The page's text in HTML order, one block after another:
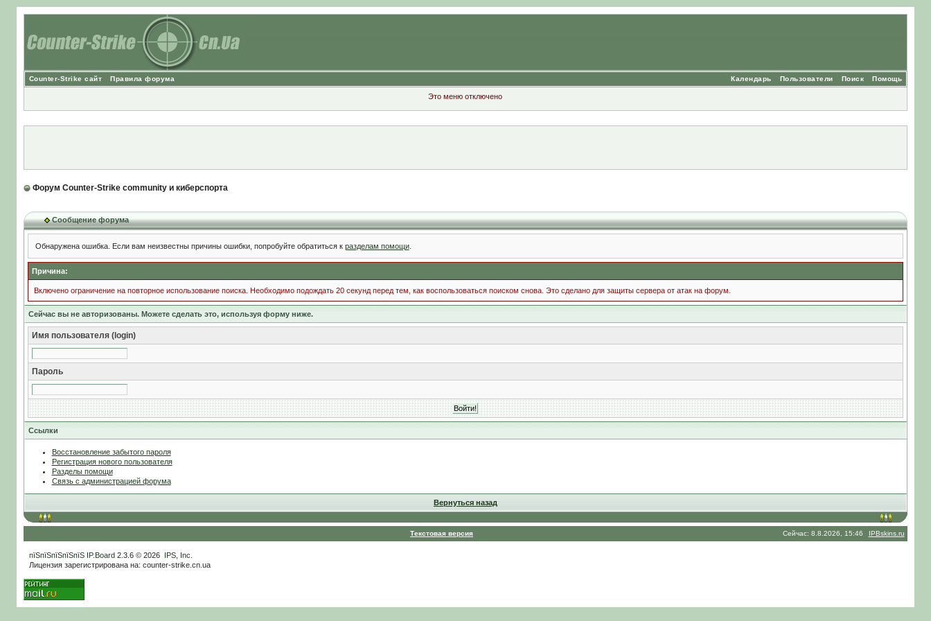
Counter-Strike сайт Правила форума Помощь
Поиск
Пользователи
Календарь
Это меню отключено
Форум Counter-Strike community и киберспорта
Сообщение форума
Обнаружена ошибка. Если вам неизвестны причины ошибки, попробуйте обратиться к разделам помощи.
Причина:
Включено ограничение на повторное использование поиска. Необходимо подождать 20 секунд перед тем, как воспользоваться поиском снова. Это сделано для защиты сервера от атак на форум.
Сейчас вы не авторизованы. Можете сделать это, используя форму ниже.
Имя пользователя (login)
Пароль
Ссылки
Восстановление забытого пароля
Регистрация нового пользователя
Разделы помощи
Связь с администрацией форума
Вернуться назад
Текстовая версия Сейчас: 8.8.2026, 15:46 IPBskins.ru
пїЅпїЅпїЅпїЅпїЅ IP.Board2.3.6 © 2026 IPS, Inc
Лицензия зарегистрирована на: counter-strike.cn.ua